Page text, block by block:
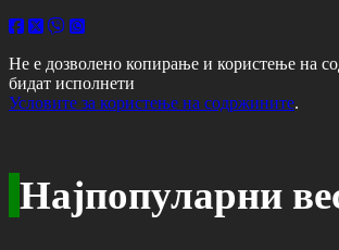
Не е дозволено копирање и користење на
бидат исполнети
Условите за користење на содржините.
Најпопуларни